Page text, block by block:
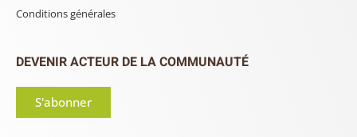
Conditions générales
DEVENIR ACTEUR DE LA COMMUNAUTÉ
S'abonner